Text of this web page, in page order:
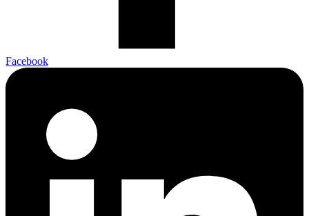
Facebook